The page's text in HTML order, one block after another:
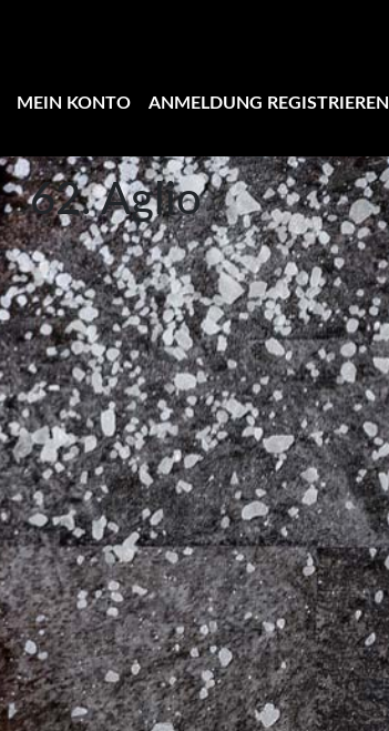
MEIN KONTO ANMELDUNG REGISTRIEREN
62. Aglio